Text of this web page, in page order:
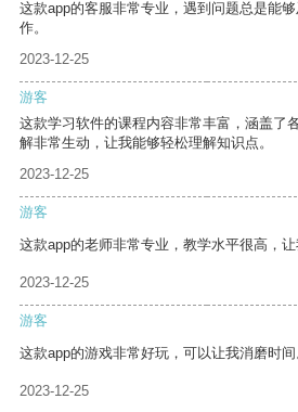
这款app的客服非常专业，遇到问题总是能
作。
2023-12-25
游客
这款学习软件的课程内容非常丰富，涵盖了
解非常生动，让我能够轻松理解知识点。
2023-12-25
游客
这款app的老师非常专业，教学水平很高，让
2023-12-25
游客
这款app的游戏非常好玩，可以让我消磨时间
2023-12-25